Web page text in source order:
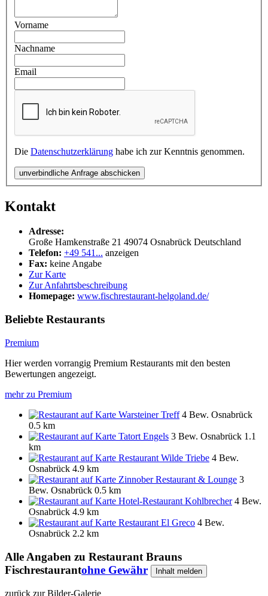
Vorname
Nachname
Email
Die Datenschutzerklärung habe ich zur Kenntnis genommen.
unverbindliche Anfrage abschicken
Kontakt
Adresse:
Große Hamkenstraße 21 49074 Osnabrück Deutschland
Telefon: +49 541... anzeigen
Fax: keine Angabe
Zur Karte
Zur Anfahrtsbeschreibung
Homepage: www.fischrestaurant-helgoland.de/
Beliebte Restaurants
Premium
Hier werden vorrangig Premium Restaurants mit den besten
Bewertungen angezeigt.
mehr zu Premium
Warsteiner Treff 4 Bew. Osnabrück
0.5 km
Tatort Engels 3 Bew. Osnabrück 1.1
km
Restaurant Wilde Triebe 4 Bew.
Osnabrück 4.9 km
Zinnober Restaurant & Lounge 3
Bew. Osnabrück 0.5 km
Hotel-Restaurant Kohlbrecher 4 Bew.
Osnabrück 4.9 km
Restaurant El Greco 4 Bew.
Osnabrück 2.2 km
Alle Angaben zu Restaurant Brauns
Fischrestaurantohne Gewähr Inhalt melden
zurück zur Bilder-Galerie